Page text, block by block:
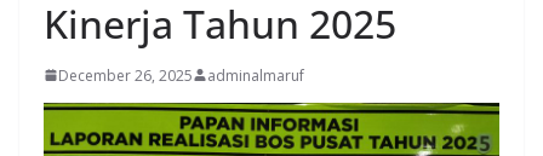
Kinerja Tahun 2025
December 26, 2025 adminalmaruf